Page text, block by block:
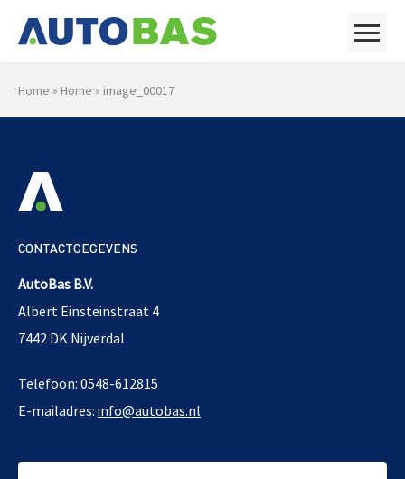
Home » Home » image_00017
CONTACTGEGEVENS
AutoBas B.V.
Albert Einsteinstraat 4
7442 DK Nijverdal
Telefoon: 0548-612815
E-mailadres: info@autobas.nl